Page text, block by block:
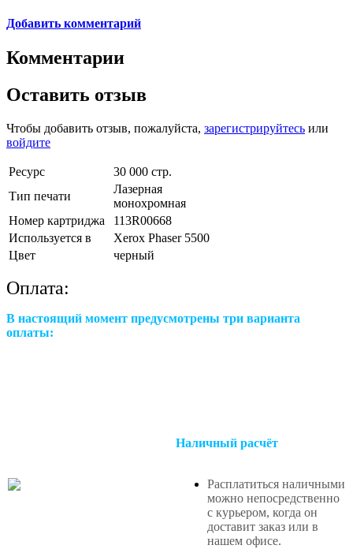
Добавить комментарий
Комментарии
Оставить отзыв
Чтобы добавить отзыв, пожалуйста, зарегистрируйтесь или
войдите
Ресурс
30 000 стр.
Тип печати
Лазерная
монохромная
Номер картриджа
113R00668
Используется в
Xerox Phaser 5500
Цвет
черный
Оплата:
В настоящий момент предусмотрены три варианта
оплаты:
Наличный расчёт
Расплатиться наличными
можно непосредственно
с курьером, когда он
доставит заказ или в
нашем офисе.